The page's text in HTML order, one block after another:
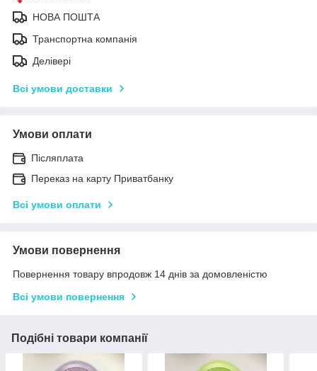
НОВА ПОШТА
Транспортна компанія
Делівері
Всі умови доставки
Умови оплати
Післяплата
Переказ на карту Приватбанку
Всі умови оплати
Умови повернення
Повернення товару впродовж 14 днів за домовленістю
Всі умови повернення
Подібні товари компанії